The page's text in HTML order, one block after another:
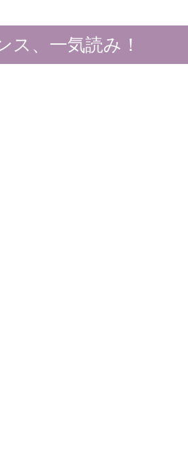
ス、一気読み！